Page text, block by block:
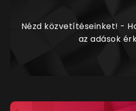
Nézd közvetítéseinket! -
az adások